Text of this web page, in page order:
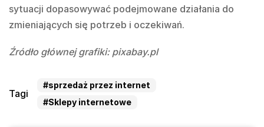
sytuacji dopasowywać podejmowane działania do
zmieniających się potrzeb i oczekiwań.
Źródło głównej grafiki: pixabay.pl
Tagi
#sprzedaż przez internet
#Sklepy internetowe